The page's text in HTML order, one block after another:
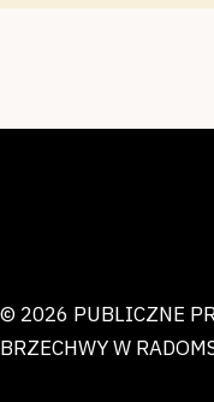
© 2026 PUBLICZNE
BRZECHWY W